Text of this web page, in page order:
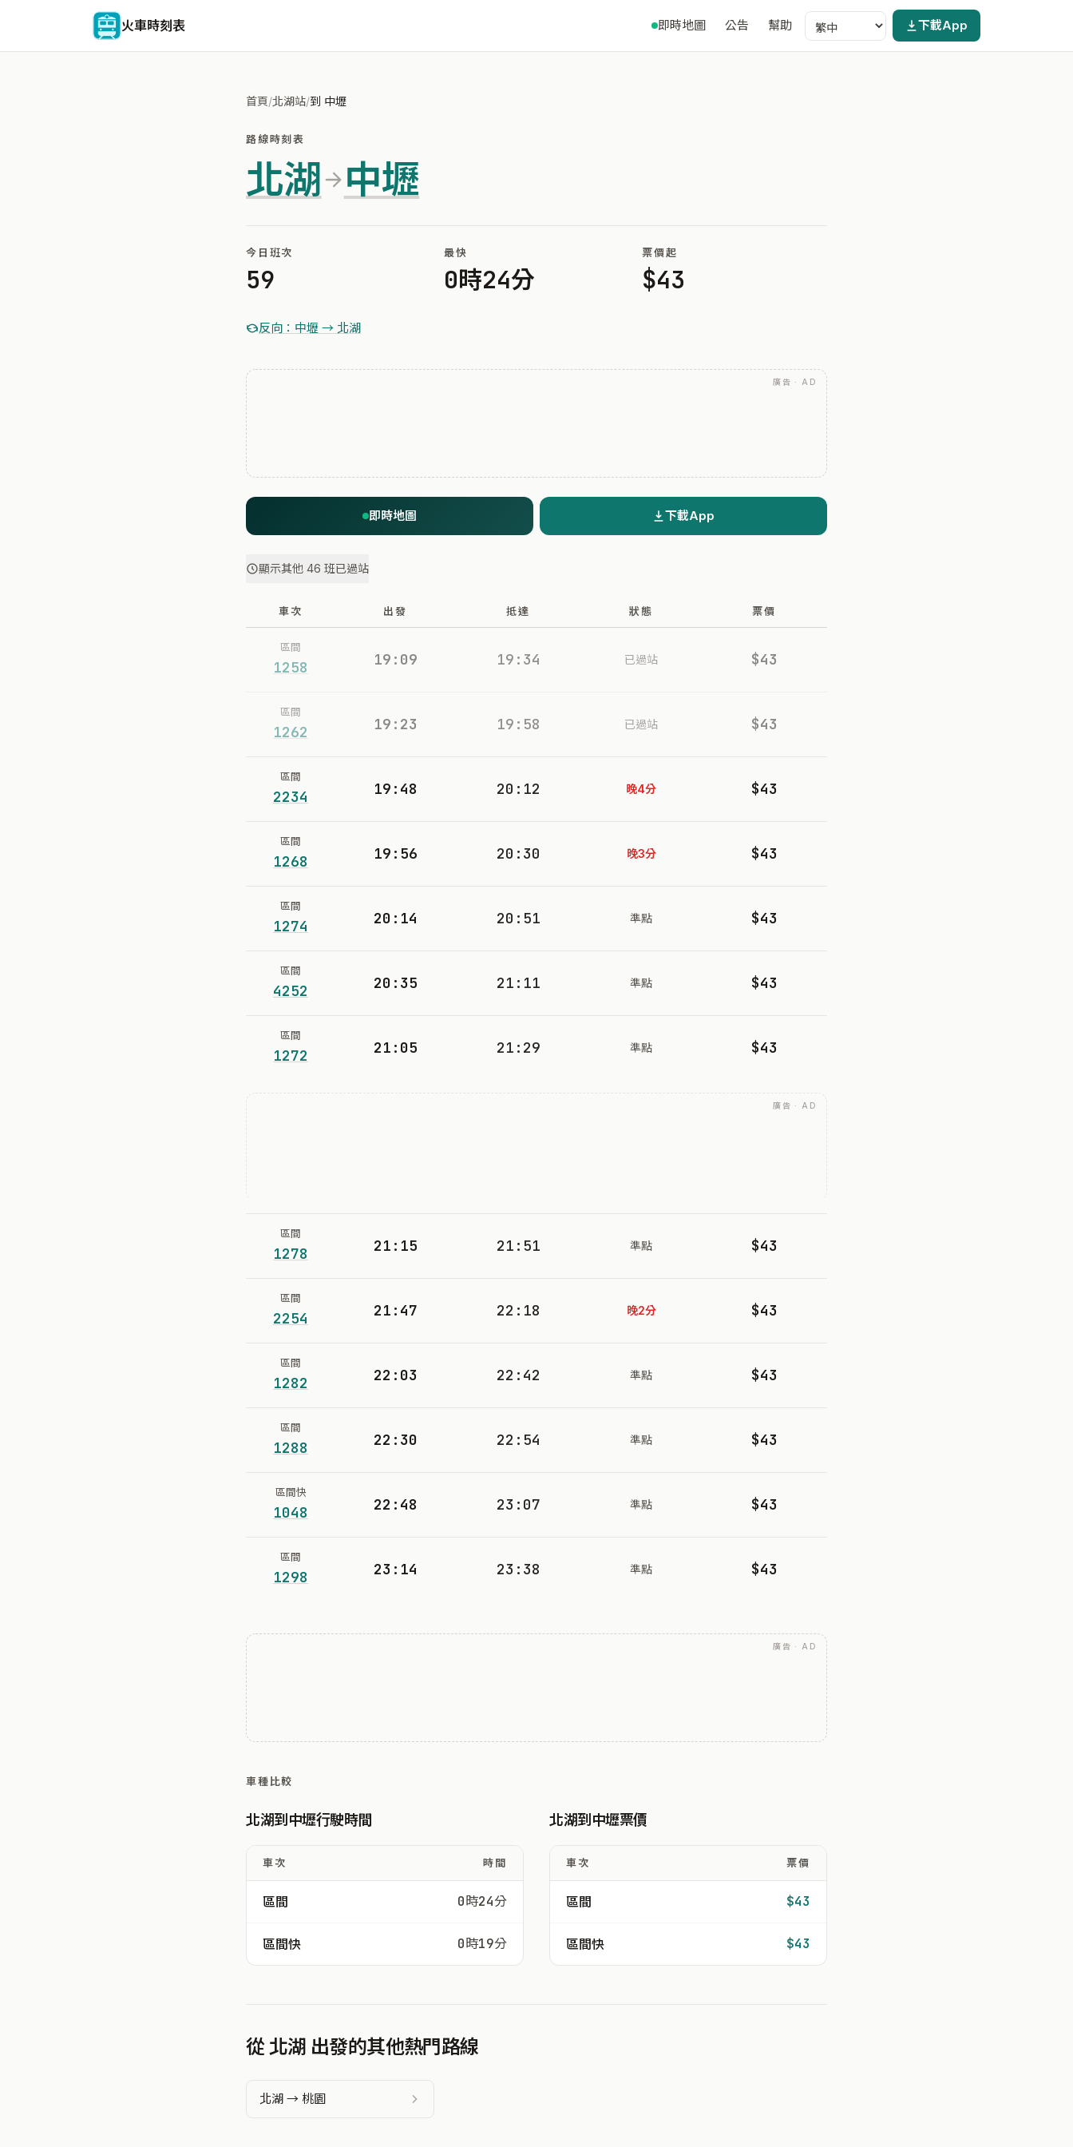
火車時刻表 即時地圖 公告 幫助 下載App
首頁/北湖站/到 中壢
路線時刻表
北湖 中壢
今日班次
59
最快
0時24分
票價起
$43
反向：中壢 → 北湖
廣告 · AD
即時地圖 下載App
顯示其他 46 班已過站
車次 出發 抵達 狀態 票價
區間
1258 19:09 19:34 已過站 $43
區間
1262 19:23 19:58 已過站 $43
區間
2234 19:48 20:12 晚4分 $43
區間
1268 19:56 20:30 晚3分 $43
區間
1274 20:14 20:51 準點 $43
區間
4252 20:35 21:11 準點 $43
區間
1272 21:05 21:29 準點 $43
廣告 · AD
區間
1278 21:15 21:51 準點 $43
區間
2254 21:47 22:18 晚2分 $43
區間
1282 22:03 22:42 準點 $43
區間
1288 22:30 22:54 準點 $43
區間快
1048 22:48 23:07 準點 $43
區間
1298 23:14 23:38 準點 $43
廣告 · AD
車種比較
北湖到中壢行駛時間
車次 時間
區間 0時24分
區間快 0時19分
北湖到中壢票價
車次 票價
區間 $43
區間快 $43
從 北湖 出發的其他熱門路線
北湖 → 桃園